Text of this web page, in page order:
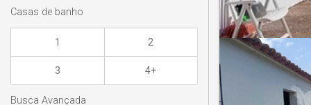
Casas de banho
1 2
3 4+
Busca Avançada